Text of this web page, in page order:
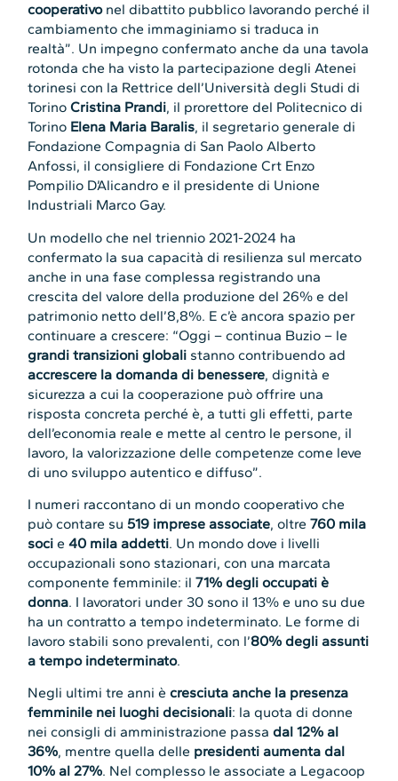
cooperativonel dibattito pubblico lavorando perché il
cambiamento che immaginiamo si traduca in
realtà”. Un impegno confermato anche da una tavola
rotonda che ha visto la partecipazione degli Atenei
torinesi con la Rettrice dell’Università degli Studi di
TorinoCristina Prandi, il prorettore del Politecnico di
Torino Elena Maria Baralis, il segretario generale di
Fondazione Compagnia di San Paolo Alberto
Anfossi, il consigliere di Fondazione Crt Enzo
Pompilio D’Alicandro e il presidente di Unione
Industriali Marco Gay.
Un modello che nel triennio 2021-2024 ha
confermato la sua capacità di resilienza sul mercato
anche in una fase complessa registrando una
crescita del valore della produzione del 26% e del
patrimonio netto dell’8,8%. E c’è ancora spazio per
continuare a crescere: “Oggi – continua Buzio – le
grandi transizioni globali stanno contribuendo ad
accrescere la domanda di benessere, dignità e
sicurezza a cui la cooperazione può offrire una
risposta concreta perché è, a tutti gli effetti, parte
dell’economia reale e mette al centro le persone, il
lavoro, la valorizzazione delle competenze come leve
di uno sviluppo autentico e diffuso”.
I numeri raccontano di un mondo cooperativo che
può contare su 519 imprese associate, oltre760 mila
socie40 mila addetti. Un mondo dove i livelli
occupazionali sono stazionari, con una marcata
componente femminile: il71% degli occupati è
donna. I lavoratori under 30 sono il 13% e uno su due
ha un contratto a tempo indeterminato. Le forme di
lavoro stabili sono prevalenti, con l’80% degli assunti
a tempo indeterminato.
Negli ultimi tre anni ècresciuta anche la presenza
femminile nei luoghi decisionali: la quota di donne
nei consigli di amministrazione passadal 12% al
36%, mentre quella delle presidenti aumenta dal
10% al 27%. Nel complesso le associate a Legacoop